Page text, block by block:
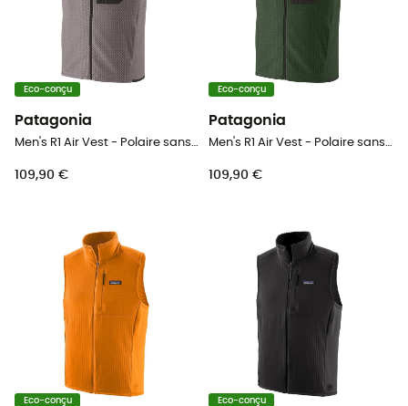
Eco-conçu
Patagonia
Men's R1 Air Vest - Polaire sans manches homme
109,90 €
Eco-conçu
Patagonia
Men's R1 Air Vest - Polaire sans manches homme
109,90 €
Eco-conçu Eco-conçu